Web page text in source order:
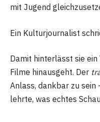
mit Jugend
Ein Kulturjournalist
Damit hinterlässt sie
Filme hinausgeht. Der
Anlass, dankbar zu sein
lehrte, was echtes